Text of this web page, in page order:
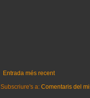
Entrada més recent
Subscriure's a: Comentaris del